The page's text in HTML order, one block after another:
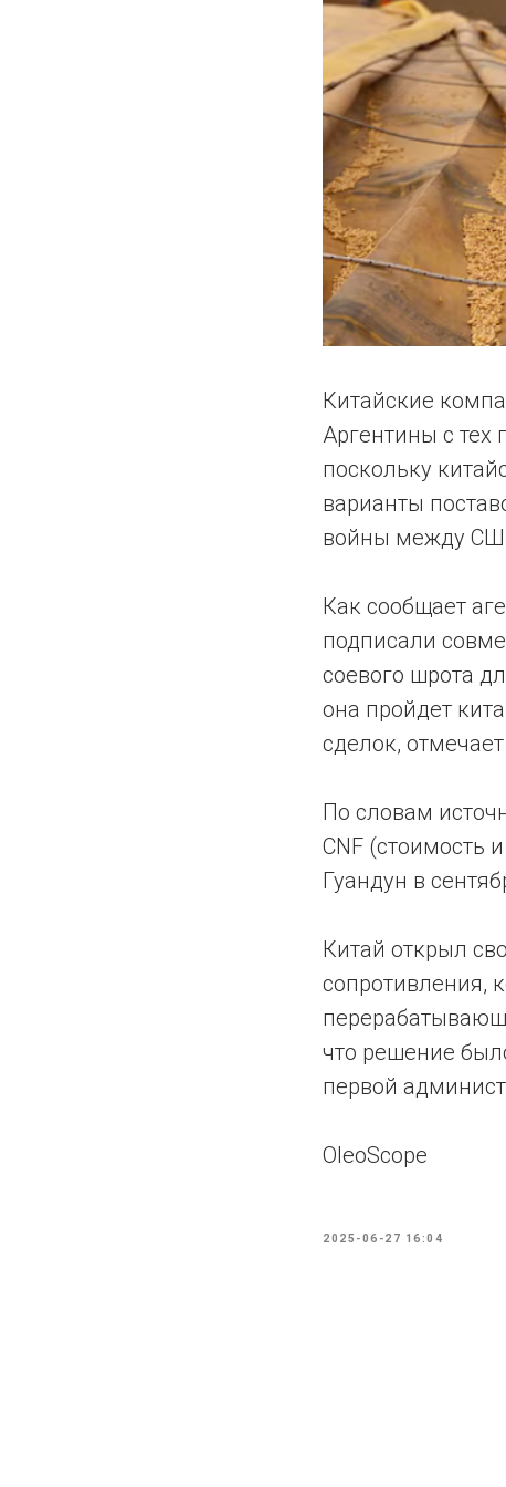
Китайские
Аргентины с тех
поскольку
варианты
войны между
Как сообщает
подписали
соевого шрота
она пройдет
сделок, отмечает
По словам
CNF (стоимость
Гуандун в
Китай открыл
сопротивления,
что решение
первой
OleoScope
2025-06-27 16:04